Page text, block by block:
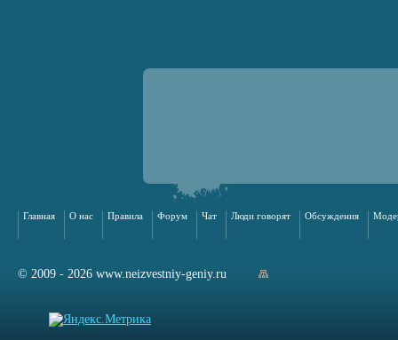
Главная О нас Правила Форум Чат Люди говорят Обсуждения
© 2009 - 2026 www.neizvestniy-geniy.ru
сайта